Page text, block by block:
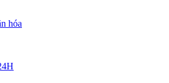
hóa